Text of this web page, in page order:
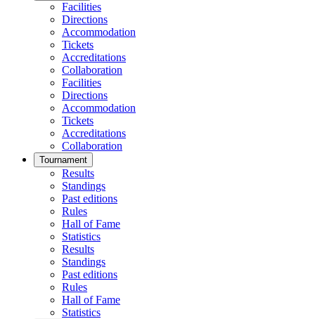
Facilities
Directions
Accommodation
Tickets
Accreditations
Collaboration
Facilities
Directions
Accommodation
Tickets
Accreditations
Collaboration
Tournament
Results
Standings
Past editions
Rules
Hall of Fame
Statistics
Results
Standings
Past editions
Rules
Hall of Fame
Statistics